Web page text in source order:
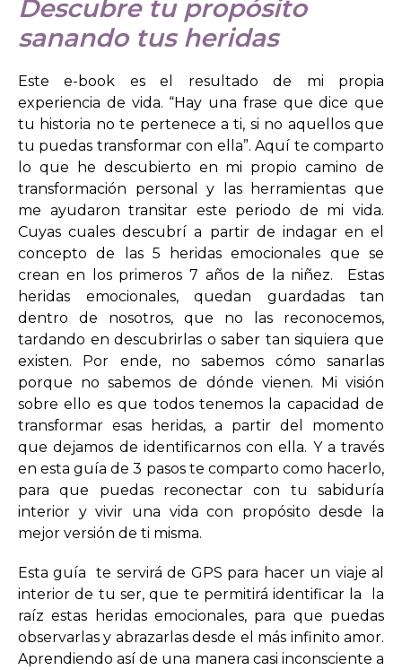
Descubre tu propósito
sanando tus heridas
Este e-book es el resultado de mi propia
experiencia de vida. “Hay una frase que dice que
tu historia no te pertenece a ti, si no aquellos que
tu puedas transformar con ella”. Aquí te comparto
lo que he descubierto en mi propio camino de
transformación personal y las herramientas que
me ayudaron transitar este periodo de mi vida.
Cuyas cuales descubrí a partir de indagar en el
concepto de las 5 heridas emocionales que se
crean en los primeros 7 años de la niñez. Estas
heridas emocionales, quedan guardadas tan
dentro de nosotros, que no las reconocemos,
tardando en descubrirlas o saber tan siquiera que
existen. Por ende, no sabemos cómo sanarlas
porque no sabemos de dónde vienen. Mi visión
sobre ello es que todos tenemos la capacidad de
transformar esas heridas, a partir del momento
que dejamos de identificarnos con ella. Y a través
en esta guía de 3 pasos te comparto como hacerlo,
para que puedas reconectar con tu sabiduría
interior y vivir una vida con propósito desde la
mejor versión de ti misma.
Esta guía te servirá de GPS para hacer un viaje al
interior de tu ser, que te permitirá identificar la la
raíz estas heridas emocionales, para que puedas
observarlas y abrazarlas desde el más infinito amor.
Aprendiendo así de una manera casi inconsciente a